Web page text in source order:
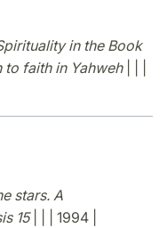
in the Book
faith in Yahweh| | |
stars. A
15| | | 1994 |